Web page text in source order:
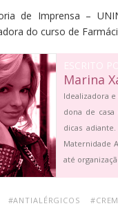
de Imprensa –
do curso de
ESCRITO
Marina
Idealizadora
dona de
dicas
Maternidade
até
#ANTIALÉRGICOS